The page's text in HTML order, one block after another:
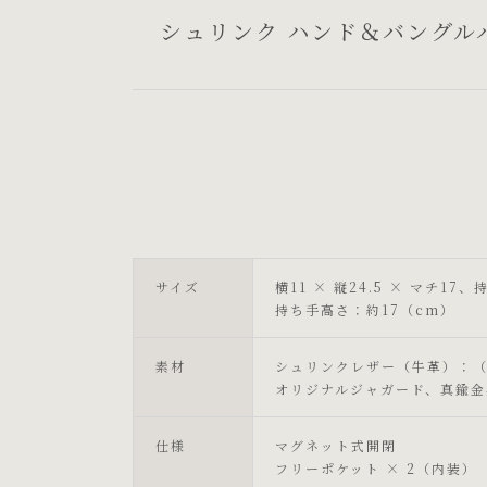
シュリンク ハンド＆バン
サイズ
横11 × 縦24.5 × マチ17、持
持ち手高さ：約17（cm）
素材
シュリンクレザー（牛革）：
オリジナルジャガード、真鍮
仕様
マグネット式開閉
フリーポケット × 2（内装）